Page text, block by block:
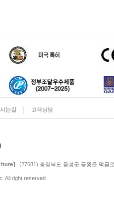
는길 고객상담
(27681) 충청북도 음성군 금왕읍 덕금
All right reserved